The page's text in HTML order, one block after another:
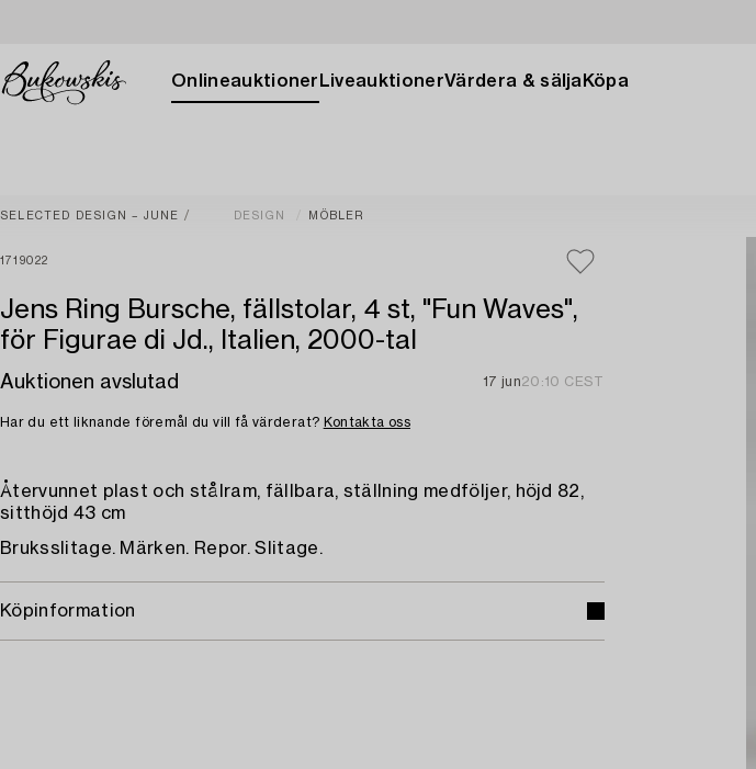
Onlineauktioner LiveauktionerVärdera & sälja Köpa
SELECTED DESIGN – JUNE DESIGN MÖBLER
1719022
Jens Ring Bursche, fällstolar, 4 st, "Fun Waves",
för Figurae di Jd., Italien, 2000-tal
Auktionen avslutad 17 jun20:10 CEST
Har du ett liknande föremål du vill få värderat? Kontakta oss
Återvunnet plast och stålram, fällbara, ställning medföljer, höjd 82,
sitthöjd 43 cm
Bruksslitage. Märken. Repor. Slitage.
Köpinformation